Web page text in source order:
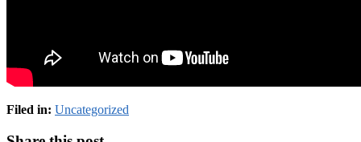
Filed in: Uncategorized